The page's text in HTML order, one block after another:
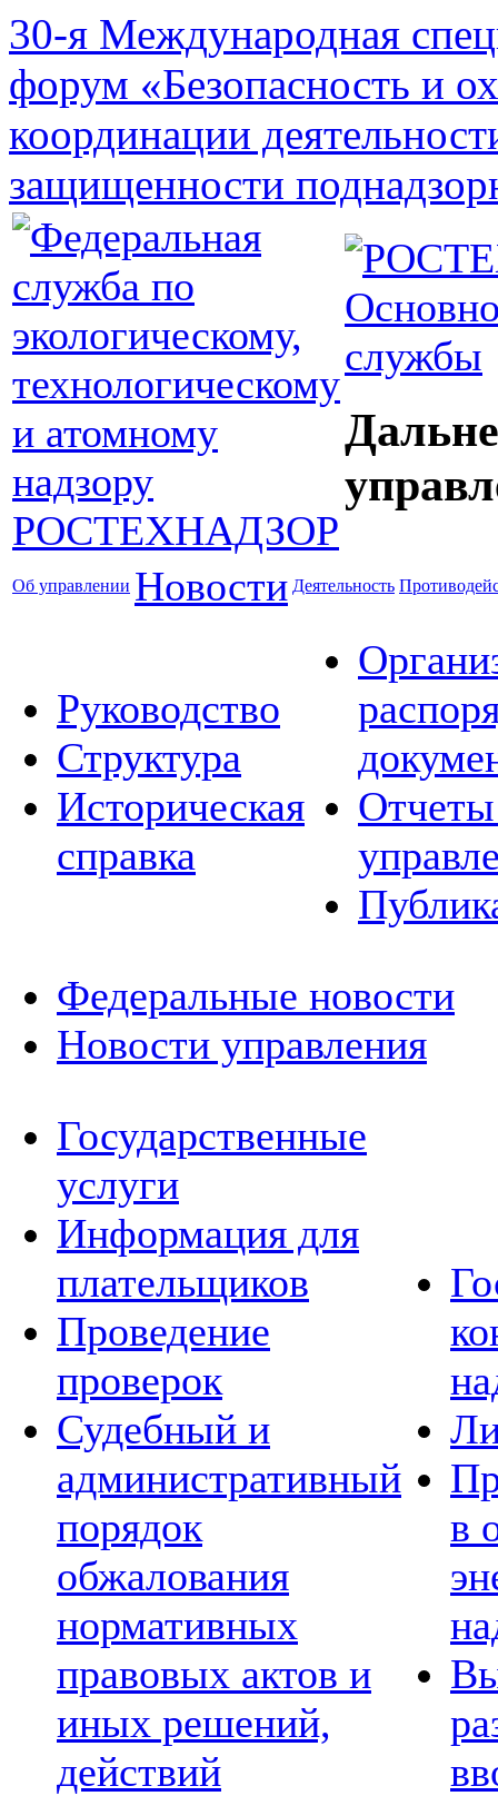
30-я Международная
форум «Безопасность и
координации
защищенности
службы
Об управлении Новости Деятельность
Руководство
Структура
Историческая
справка
Отчеты
Федеральные новости
Новости управления
Государственные
услуги
Информация для
плательщиков
Проведение
проверок
Судебный и
административный
порядок
обжалования
нормативных
правовых актов и
иных решений,
действий
в